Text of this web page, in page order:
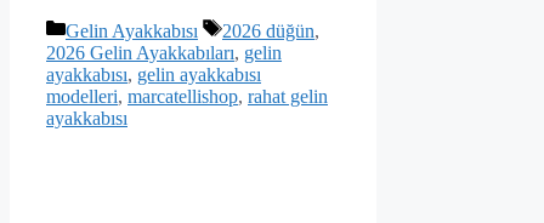
Kategoriler
Gelin Ayakkabısı Etiketler
2026 düğün,
2026 Gelin Ayakkabıları, gelin
ayakkabısı, gelin ayakkabısı
modelleri, marcatellishop, rahat gelin
ayakkabısı